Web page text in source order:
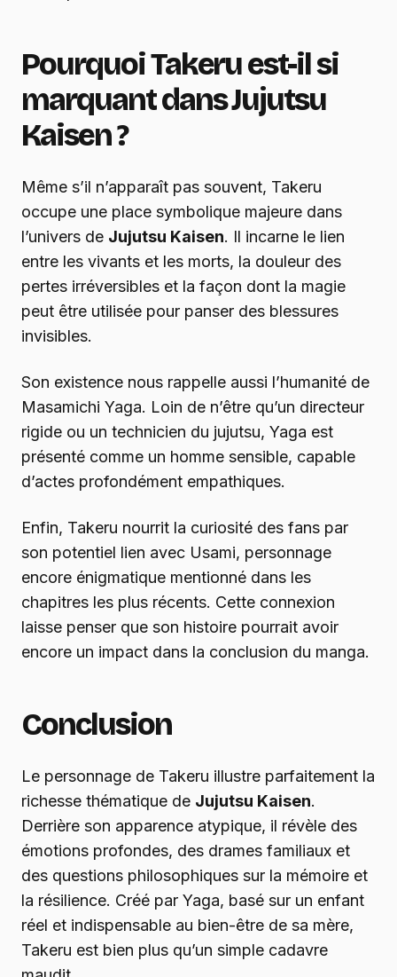
Pourquoi Takeru est-il si
marquant dans Jujutsu
Kaisen ?
Même s’il n’apparaît pas souvent, Takeru
occupe une place symbolique majeure dans
l’univers de Jujutsu Kaisen. Il incarne le lien
entre les vivants et les morts, la douleur des
pertes irréversibles et la façon dont la magie
peut être utilisée pour panser des blessures
invisibles.
Son existence nous rappelle aussi l’humanité de
Masamichi Yaga. Loin de n’être qu’un directeur
rigide ou un technicien du jujutsu, Yaga est
présenté comme un homme sensible, capable
d’actes profondément empathiques.
Enfin, Takeru nourrit la curiosité des fans par
son potentiel lien avec Usami, personnage
encore énigmatique mentionné dans les
chapitres les plus récents. Cette connexion
laisse penser que son histoire pourrait avoir
encore un impact dans la conclusion du manga.
Conclusion
Le personnage de Takeru illustre parfaitement la
richesse thématique de Jujutsu Kaisen.
Derrière son apparence atypique, il révèle des
émotions profondes, des drames familiaux et
des questions philosophiques sur la mémoire et
la résilience. Créé par Yaga, basé sur un enfant
réel et indispensable au bien-être de sa mère,
Takeru est bien plus qu’un simple cadavre